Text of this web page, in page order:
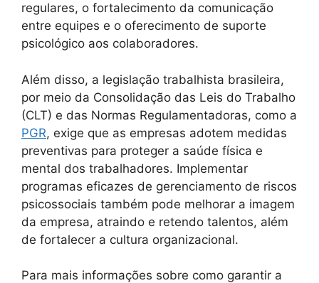
regulares, o fortalecimento da comunicação
entre equipes e o oferecimento de suporte
psicológico aos colaboradores.
Além disso, a legislação trabalhista brasileira,
por meio da Consolidação das Leis do Trabalho
(CLT) e das Normas Regulamentadoras, como a
PGR, exige que as empresas adotem medidas
preventivas para proteger a saúde física e
mental dos trabalhadores. Implementar
programas eficazes de gerenciamento de riscos
psicossociais também pode melhorar a imagem
da empresa, atraindo e retendo talentos, além
de fortalecer a cultura organizacional.
Para mais informações sobre como garantir a